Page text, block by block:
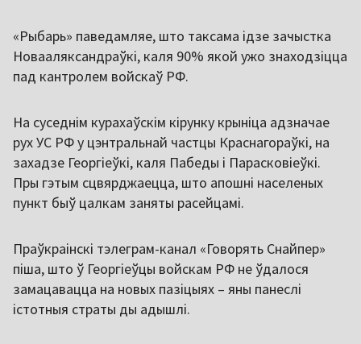
«Рыбарь» паведамляе, што таксама ідзе зачыстка
Новааляксандраўкі, каля 90% якой ужо знаходзіцца
пад кантролем войскаў РФ.
На суседнім курахаўскім кірунку крыніца адзначае
рух УС РФ у цэнтральнай частцы Краснагораўкі, на
захадзе Георгіеўкі, каля Пабеды і Парасковіеўкі.
Пры гэтым сцвярджаецца, што апошні населеных
пункт быў цалкам заняты расейцамі.
Праўкраінскі тэлеграм-канал «Говорять Снайпер»
піша, што ў Георгіеўцы войскам РФ не ўдалося
замацавацца на новых пазіцыях – яны панеслі
істотныя страты ды адышлі.